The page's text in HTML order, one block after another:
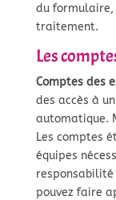
du formulaire,
traitement.
Les
Comptes des
des accès à
automatique.
Les comptes
équipes
responsabilité
pouvez faire